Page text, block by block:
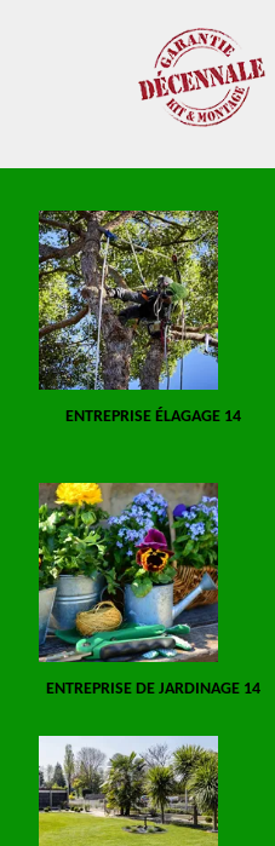
ENTREPRISE ÉLAGAGE 14
ENTREPRISE DE JARDINAGE 14